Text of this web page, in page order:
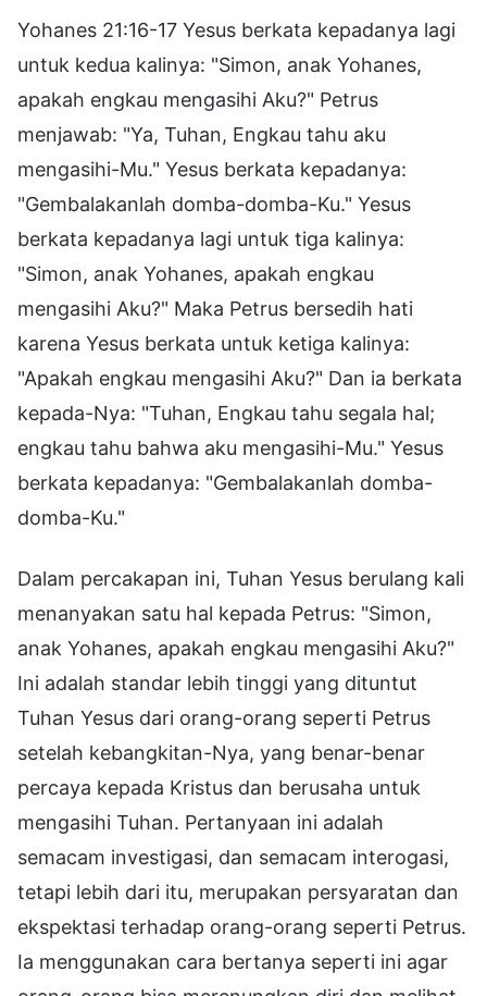
Yohanes 21:16-17 Yesus berkata kepadanya lagi
untuk kedua kalinya: "Simon, anak Yohanes,
apakah engkau mengasihi Aku?" Petrus
menjawab: "Ya, Tuhan, Engkau tahu aku
mengasihi-Mu." Yesus berkata kepadanya:
"Gembalakanlah domba-domba-Ku." Yesus
berkata kepadanya lagi untuk tiga kalinya:
"Simon, anak Yohanes, apakah engkau
mengasihi Aku?" Maka Petrus bersedih hati
karena Yesus berkata untuk ketiga kalinya:
"Apakah engkau mengasihi Aku?" Dan ia berkata
kepada-Nya: "Tuhan, Engkau tahu segala hal;
engkau tahu bahwa aku mengasihi-Mu." Yesus
berkata kepadanya: "Gembalakanlah domba-
domba-Ku."
Dalam percakapan ini, Tuhan Yesus berulang kali
menanyakan satu hal kepada Petrus: "Simon,
anak Yohanes, apakah engkau mengasihi Aku?"
Ini adalah standar lebih tinggi yang dituntut
Tuhan Yesus dari orang-orang seperti Petrus
setelah kebangkitan-Nya, yang benar-benar
percaya kepada Kristus dan berusaha untuk
mengasihi Tuhan. Pertanyaan ini adalah
semacam investigasi, dan semacam interogasi,
tetapi lebih dari itu, merupakan persyaratan dan
ekspektasi terhadap orang-orang seperti Petrus.
Ia menggunakan cara bertanya seperti ini agar